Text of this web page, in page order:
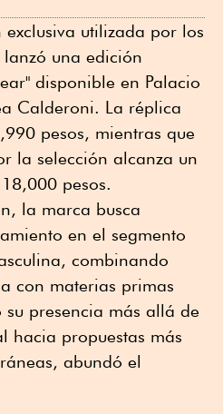
utilizada por los
una edición
disponible en Palacio
Calderoni. La réplica
pesos, mientras que
la selección alcanza un
pesos.
la marca busca
en el segmento
combinando
con materias primas
presencia más allá de
hacia propuestas más
abundó el